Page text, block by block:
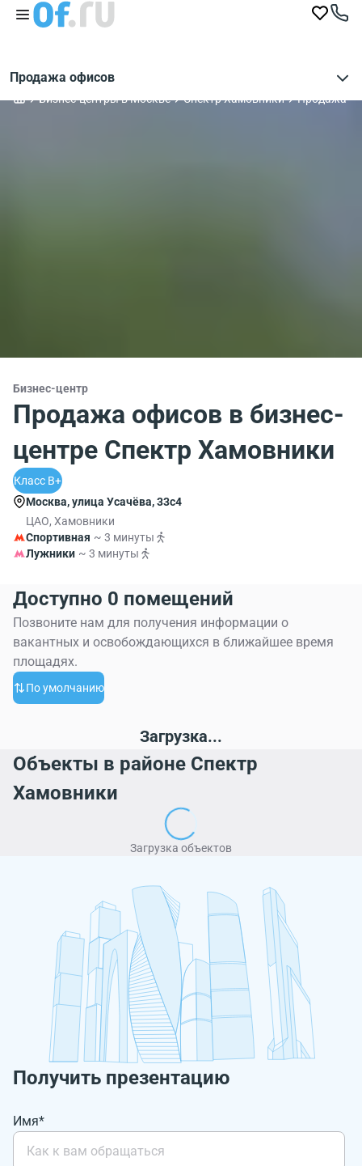
Продажа офисов
Бизнес-центры в Москве Спектр Хамовники Продажа
Бизнес-центр
Продажа офисов в бизнес-
центре Спектр Хамовники
Класс B+
Москва, улица Усачёва, 33с4
ЦАО, Хамовники
Спортивная ~ 3 минуты
Лужники ~ 3 минуты
Доступно 0 помещений
Позвоните нам для получения информации о
вакантных и освобождающихся в ближайшее время
площадях.
По умолчанию
Загрузка...
Объекты в районе Спектр
Хамовники
Загрузка объектов
Получить презентацию
Имя*